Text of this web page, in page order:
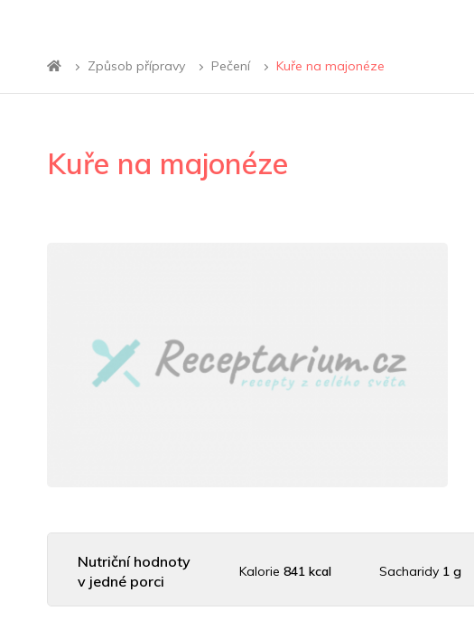
Způsob přípravy Pečení Kuře na majonéze
Kuře na majonéze
Nutriční hodnoty
v jedné porci
Kalorie 841 kcal Sacharidy 1 g